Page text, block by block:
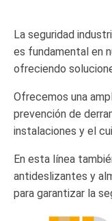
La seguridad
es fundamental en
ofreciendo
Ofrecemos una
prevención de
instalaciones y el
En esta línea
antideslizantes y
para garantizar la